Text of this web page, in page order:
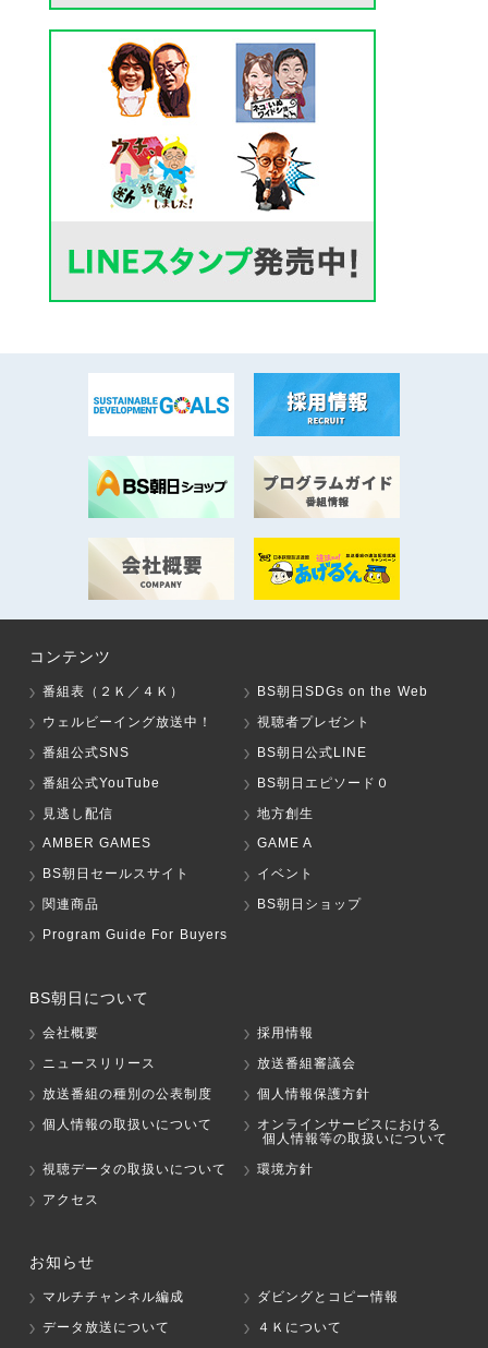
コンテンツ
番組表（２Ｋ／４Ｋ）
BS朝日SDGs on the Web
ウェルビーイング放送中！
視聴者プレゼント
番組公式SNS
BS朝日公式LINE
番組公式YouTube
BS朝日エピソード０
見逃し配信
地方創生
AMBER GAMES
GAME A
BS朝日セールスサイト
イベント
関連商品
BS朝日ショップ
Program Guide For Buyers
BS朝日について
会社概要
採用情報
ニュースリリース
放送番組審議会
放送番組の種別の公表制度
個人情報保護方針
個人情報の取扱いについて
オンラインサービスにおける
個人情報等の取扱いについて
視聴データの取扱いについて
環境方針
アクセス
お知らせ
マルチチャンネル編成
ダビングとコピー情報
データ放送について
４Ｋについて